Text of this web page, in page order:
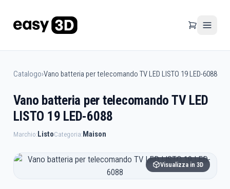
Catalogo›Vano batteria per telecomando TV LED LISTO 19 LED-6088
Vano batteria per telecomando TV LED
LISTO 19 LED-6088
Marchio:ListoCategoria:Maison
Visualizza in 3D